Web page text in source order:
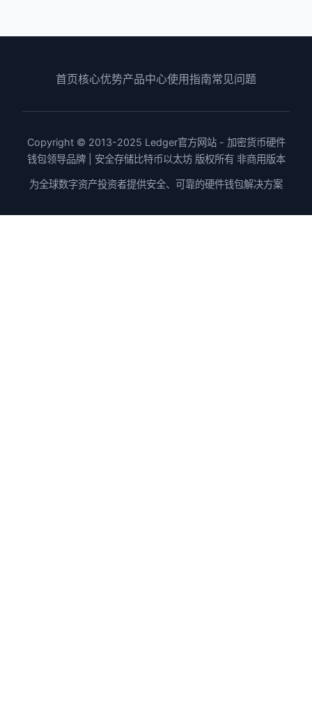
首页核心优势产品中心使用指南常见问题
Copyright © 2013-2025 Ledger官方网站 - 加密货币硬件
钱包领导品牌 | 安全存储比特币以太坊 版权所有 非商用版本
为全球数字资产投资者提供安全、可靠的硬件钱包解决方案